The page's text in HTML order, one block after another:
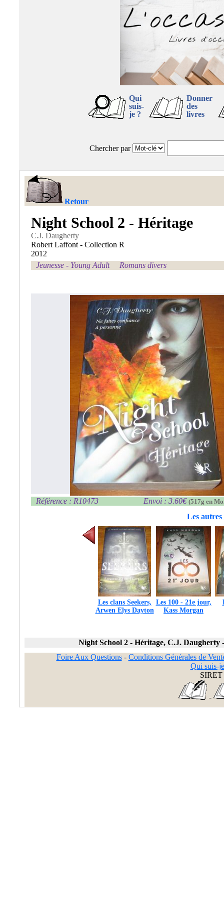
Qui
suis-
je ?
Donner
des
livres
Chercher par
Retour
Night School 2 - Héritage
C.J. Daugherty
Robert Laffont - Collection R
2012
Jeunesse - Young Adult
Romans divers
Référence : R10473 Envoi : 3.60€ (517g en
Les autres
Les clans Seekers,
Arwen Elys Dayton
Les 100 - 21e jour,
Kass Morgan
Night School 2 - Héritage, C.J. Daugherty
Foire Aux Questions- Conditions Générales de
Qui suis-
SIRET
-